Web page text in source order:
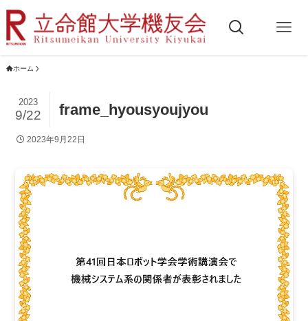
ホーム
frame_hyousyoujyou
2023
9/22
2023年9月22日